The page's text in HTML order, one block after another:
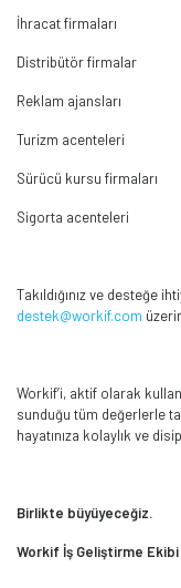
İhracat firmaları
Distribütör firmalar
Reklam ajansları
Turizm acenteleri
Sürücü kursu firmaları
Sigorta acenteleri
Takıldığınız ve desteğe
destek@workif.com
Workif’i, aktif olarak
sunduğu tüm değerlerle
hayatınıza kolaylık ve
Birlikte büyüyeceğiz.
Workif İş Geliştirme Ekibi